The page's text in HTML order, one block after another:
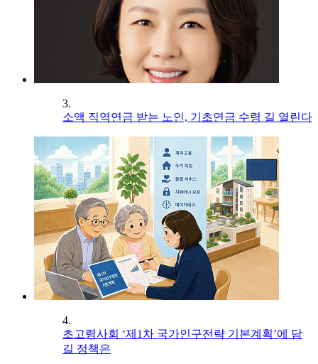
3.
소액 직역연금 받는 노인, 기초연금 수령 길 열린다
4.
초고령사회 ‘제1차 국가인구전략 기본계획’에 담
길 정책은